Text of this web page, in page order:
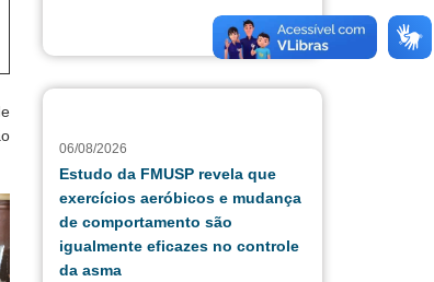
06/08/2026
Estudo da FMUSP revela que
exercícios aeróbicos e mudança
de comportamento são
igualmente eficazes no controle
da asma